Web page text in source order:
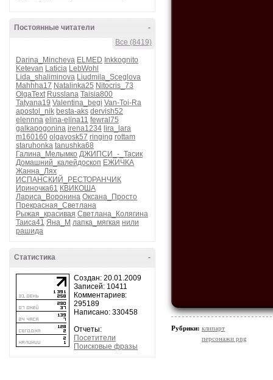
-
Постоянные читатели
Все (8419)
Darina_Mincheva ELMED Inkkognito
Ketevan Laticia LebWohl
Lida_shaliminova Liudmila_Sceglova
Mahhha17 Natalinka25 Nitocris_73
OlgaText Russlana Taisia800
Tatyana19 Valentina_begi Van-Toi-Ra
apostol_nik besta-aks dervish52
elennna elina-elina11 fewral75
galkapogonina irena1234 lira_lara
m160160 olgavosk57 ringing rottam
staruhonka tanushka68
Галина_Мелымко ДЖИПСИ_-_Тасик
Домашний_калейдоскоп ЕЖИЧКА
Жанна_Лях
ИСПАНСКИЙ_РЕСТОРАНЧИК
Ириночка61 КВИКОША
Лариса_Воронина Оксана_Просто
Прекрасная_Светлана
Рыжая_красивая Светлана_Колягина
Таиса41 Яна_М лапка_мягкая нили
рашида
-
Статистика
Создан: 20.01.2009
Записей: 10411
Комментариев:
295189
Написано: 330458
Отчеты:
Посетители
Поисковые фразы
Рубрики: клипарт
персонажи png